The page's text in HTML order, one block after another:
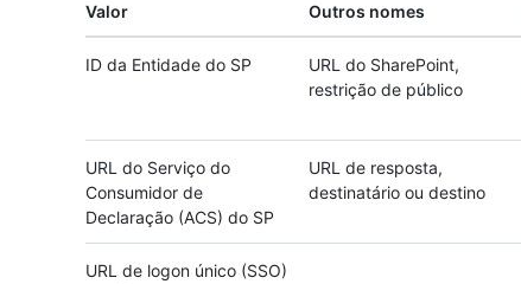
Valor Outros nomes
ID da Entidade do SP
URL do SharePoint,
restrição de público
URL do Serviço do
Consumidor de
Declaração (ACS) do SP
URL de resposta,
destinatário ou destino
URL de logon único (SSO)